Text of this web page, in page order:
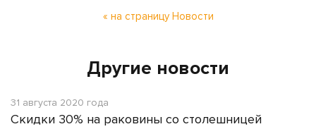
« на страницу Новости
Другие новости
31 августа 2020 года
Скидки 30% на раковины со столешницей